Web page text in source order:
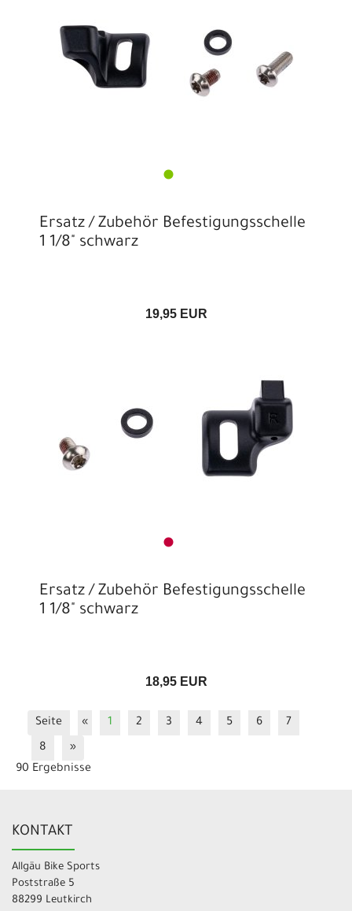
Ersatz / Zubehör Befestigungsschelle
1 1/8" schwarz
19,95 EUR
Ersatz / Zubehör Befestigungsschelle
1 1/8" schwarz
18,95 EUR
Seite « 1 2 3 4 5 6
7
8
»
90 Ergebnisse
KONTAKT
Allgäu Bike Sports
Poststraße 5
88299 Leutkirch